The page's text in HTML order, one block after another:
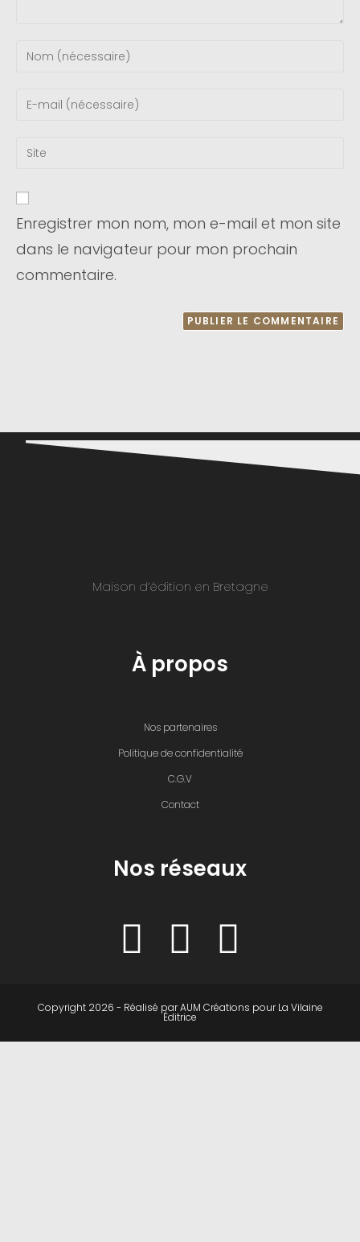
Enregistrer mon nom, mon e-mail et mon site
dans le navigateur pour mon prochain
commentaire.
Maison d’édition en Bretagne
À propos
Nos partenaires
Politique de confidentialité
C.G.V
Contact
Nos réseaux
Copyright 2026 - Réalisé parAUM Créations pourLa Vilaine
Éditrice